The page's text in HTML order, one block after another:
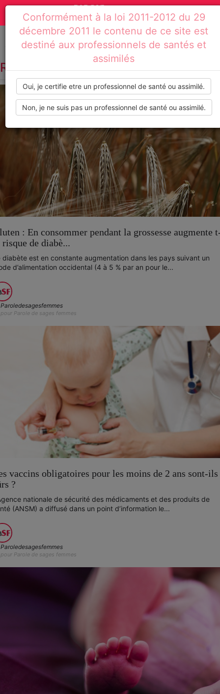
Toggle
navigation
Actualités
médicales,
dossiers
thématiques,
formations,
recommandations
Accueil Résultats de recherche : enfants
RECHERCHE PAR TAG :ENFANTS
: En consommer pendant la grossesse augmente
risque de diabè...
diabète est en constante augmentation dans les pays suivant un
d’alimentation occidental (4 à 5 % par an pour le...
Paroledesagesfemmes
pour Parole de sages femmes
vaccins obligatoires pour les moins de 2 ans sont-ils
?
nationale de sécurité des médicaments et des produits de
(ANSM) a diffusé dans un point d’information le...
Paroledesagesfemmes
pour Parole de sages femmes
Conformément à la loi 2011-2012 du 29
décembre 2011 le contenu de ce site est
destiné aux professionnels de santés et
assimilés
Oui, je certifie etre un professionnel de santé ou assimilé.
Non, je ne suis pas un professionnel de santé ou assimilé.